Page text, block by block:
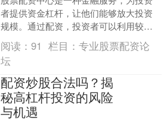
者提供资金杠杆，让他们能够放大投资
规模。通过配资，投资者可以利用较少
的资金撬动更大的投资，从而获得更高
的潜在回报。 股票配资中....
阅读：91 栏目：专业股票配资论
坛
配资炒股合法吗？揭
秘高杠杆投资的风险
与机遇